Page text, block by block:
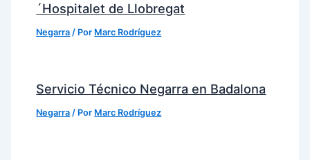
´Hospitalet de Llobregat
Negarra / Por Marc Rodríguez
Servicio Técnico Negarra en Badalona
Negarra / Por Marc Rodríguez